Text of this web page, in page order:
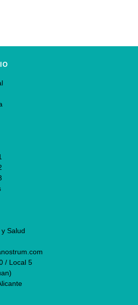
Salud
/ Local 5